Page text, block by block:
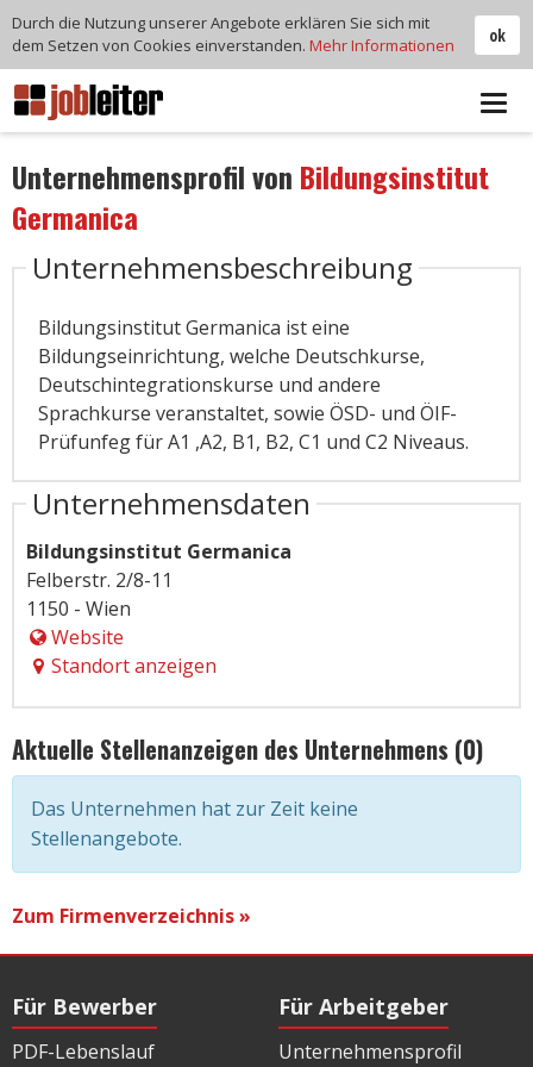
Unternehmensprofil von Bildungsinstitut
Germanica
Unternehmensbeschreibung
Bildungsinstitut Germanica ist eine
Bildungseinrichtung, welche Deutschkurse,
Deutschintegrationskurse und andere
Sprachkurse veranstaltet, sowie ÖSD- und ÖIF-
Prüfunfeg für A1 ,A2, B1, B2, C1 und C2 Niveaus.
Unternehmensdaten
Bildungsinstitut Germanica
Felberstr. 2/8-11
1150 - Wien
Website
Standort anzeigen
Aktuelle Stellenanzeigen des Unternehmens (0)
Das Unternehmen hat zur Zeit keine
Stellenangebote.
Zum Firmenverzeichnis »
Für Bewerber
PDF-Lebenslauf
Für Arbeitgeber
Unternehmensprofil
ok
Durch die Nutzung unserer Angebote erklären Sie sich mit
dem Setzen von Cookies einverstanden. Mehr Informationen